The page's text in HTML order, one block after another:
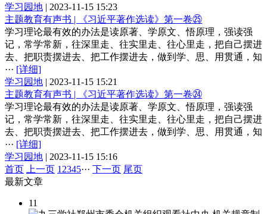
学习园地 | 2023-11-15 15:23
主题教育有声书 | 《习近平著作选读》第一卷㉕
学习理论最有效的办法是读原著、学原文、悟原理，强读强
记，常学常新，往深里走、往实里走、往心里走，把自己摆进
去、把职责摆进去、把工作摆进去，做到学、思、用贯通，知
··· [详细]
学习园地 | 2023-11-15 15:21
主题教育有声书 | 《习近平著作选读》第一卷㉔
学习理论最有效的办法是读原著、学原文、悟原理，强读强
记，常学常新，往深里走、往实里走、往心里走，把自己摆进
去、把职责摆进去、把工作摆进去，做到学、思、用贯通，知
··· [详细]
学习园地 | 2023-11-15 15:16
首页
上一页 1 2345··· 下一页 尾页
最新文章
11